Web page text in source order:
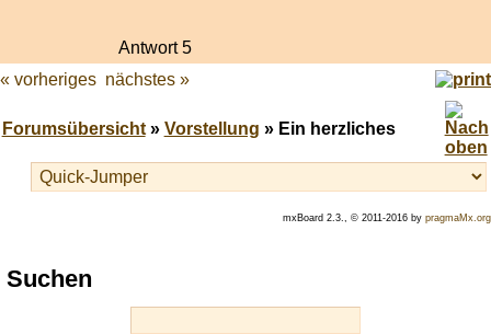
Antwort 5
« vorheriges nächstes »
Forumsübersicht» Vorstellung » Ein herzliches
mxBoard 2.3., © 2011-2016 by pragmaMx.org
Play
best
Suchen